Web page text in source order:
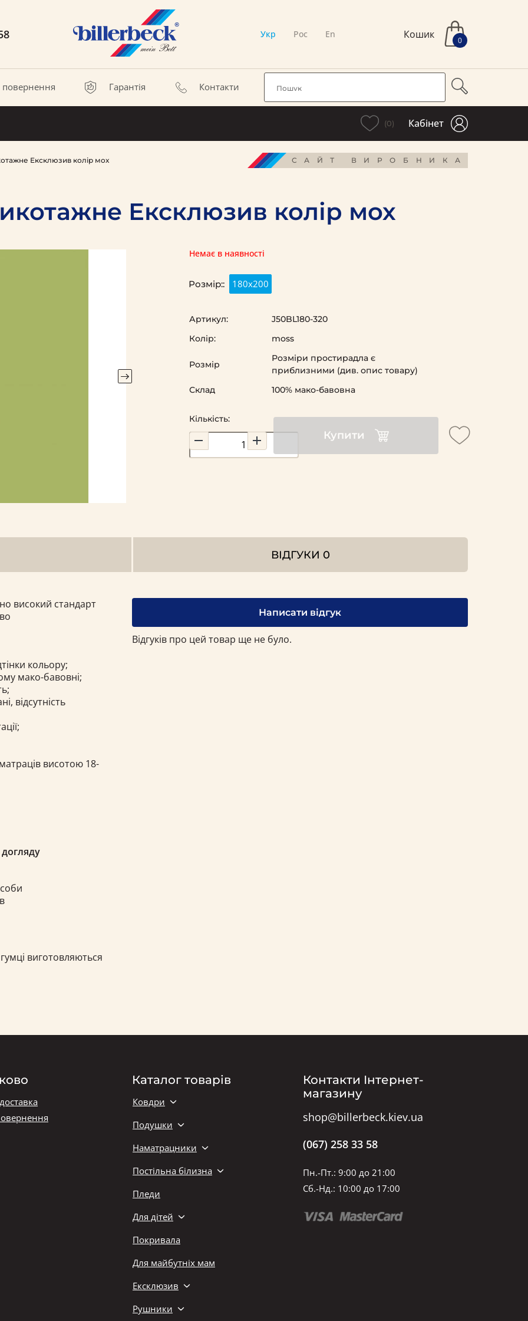
Укр Рос En Кошик 0
повернення Гарантія Контакти
(0) Кабінет
Ексклюзив колір мох САЙТ ВИРОБНИКА
Ексклюзив колір мох
Немає в наявності
Розмір:: 180х200
Кількість:
Купити
Артикул:
J50BL180-320
Колір:
moss
Розмір
Розміри простирадла є
приблизними (див. опис товару)
Склад
100% мако-бавовна
ВІДГУКИ 0
високий стандарт
кольору;
мако-бавовні;
відсутність
висотою 18-
виготовляються
Написати відгук
Відгуків про цей товар ще не було.
Каталог товарів
Ковдри
Подушки
Наматрацники
Постільна білизна
Пледи
Для дітей
Покривала
Для майбутніх мам
Ексклюзив
Рушники
Контакти Інтернет-
магазину
shop@billerbeck.kiev.ua
(067) 258 33 58
Пн.-Пт.: 9:00 до 21:00
Сб.-Нд.: 10:00 до 17:00